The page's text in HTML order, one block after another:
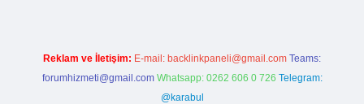
Reklam ve İletişim: E-mail: backlinkpaneli@gmail.com Teams:
forumhizmeti@gmail.com Whatsapp: 0262 606 0 726 Telegram:
@karabul